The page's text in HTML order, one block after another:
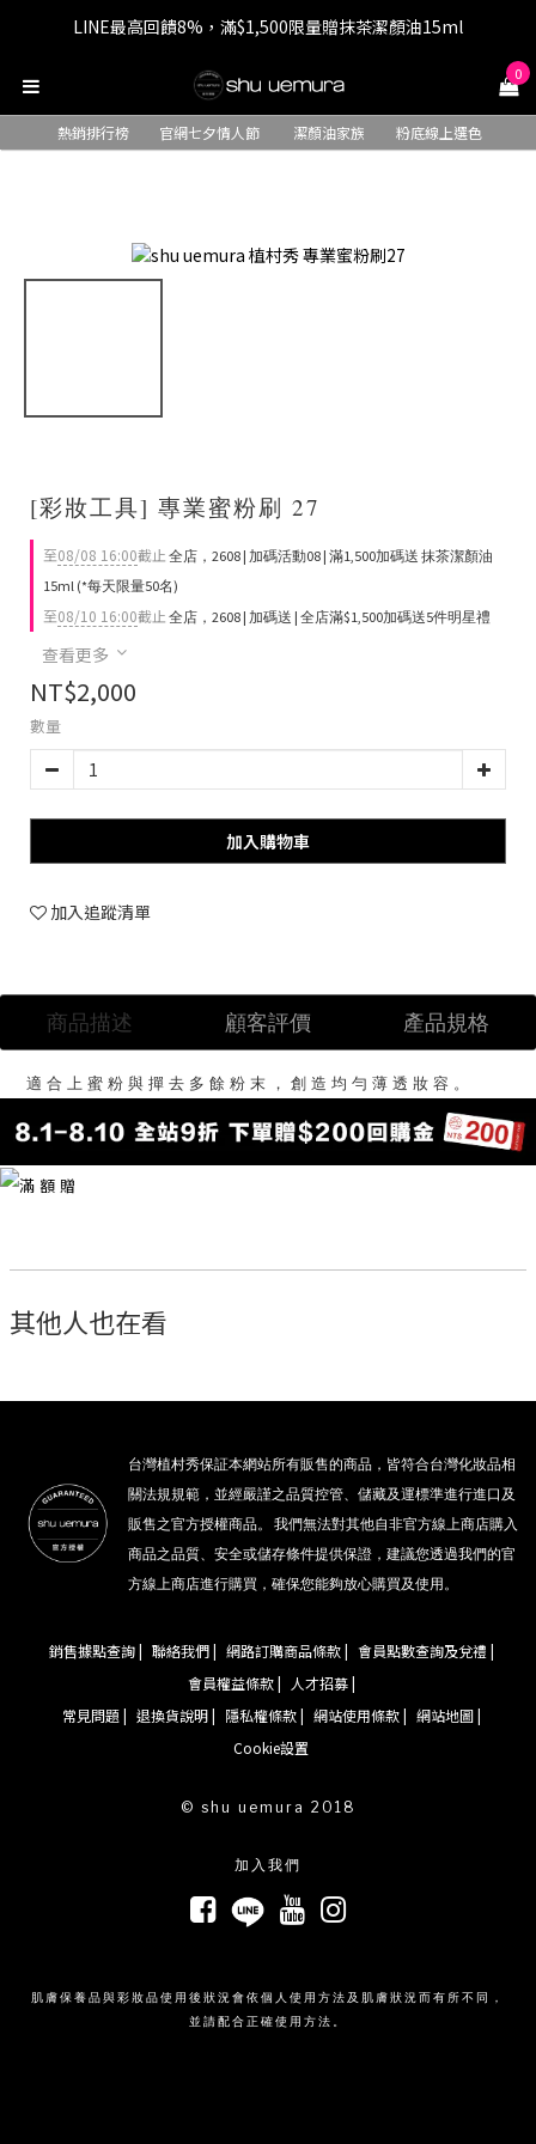
七夕情人節 全站9折，下單享免運+贈$200回購金
LINE最高回饋8%，滿$1,500限量贈抹茶潔顏油15ml
七夕情人節 全站9折，下單享免運+贈$200回購金 0
熱銷排行榜 官網七夕情人節 潔顏油家族 粉底線上選色
[彩妝工具] 專業蜜粉刷 27
至08/08 16:00截止 全店，2608 | 加碼活動08 | 滿1,500加碼送 抹茶潔顏油
15ml (*每天限量50名)
至08/10 16:00截止 全店，2608 | 加碼送 | 全店滿$1,500加碼送5件明星禮
查看更多
NT$2,000
數量
加入購物車
加入追蹤清單
商品描述 顧客評價 產品規格
適合上蜜粉與撣去多餘粉末，創造均勻薄透妝容。
其他人也在看
台灣植村秀保証本網站所有販售的商品，皆符合台灣化妝品相
關法規規範，並經嚴謹之品質控管、儲藏及運標準進行進口及
販售之官方授權商品。 我們無法對其他自非官方線上商店購入
商品之品質、安全或儲存條件提供保證，建議您透過我們的官
方線上商店進行購買，確保您能夠放心購買及使用。
銷售據點查詢 | 聯絡我們 | 網路訂購商品條款 | 會員點數查詢及兌禮 |
會員權益條款 |
人才招募 |
常見問題 | 退換貨說明 | 隱私權條款 | 網站使用條款 | 網站地圖 |
Cookie設置
© shu uemura 2018
加入我們
肌膚保養品與彩妝品使用後狀況會依個人使用方法及肌膚狀況而有所不同，
並請配合正確使用方法。